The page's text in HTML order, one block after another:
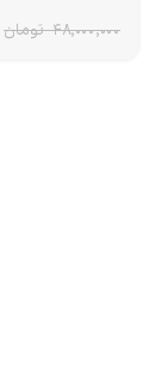
۴۸,۰۰۰,۰۰۰ تومان